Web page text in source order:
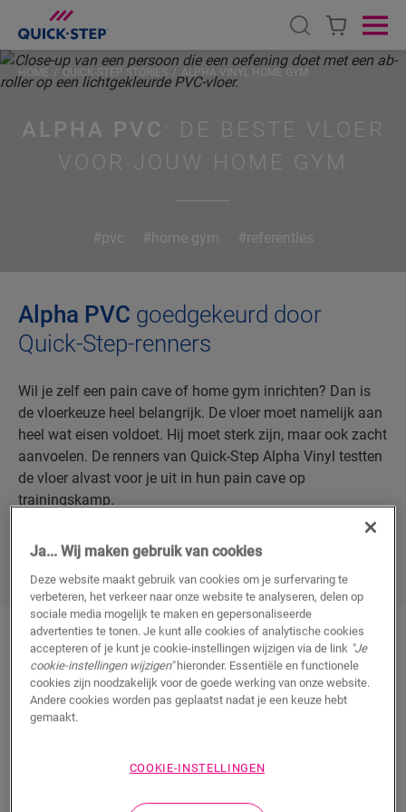
Open search
ALPHA PVC : DE BESTE VLOER
VOOR JOUW HOME GYM
#pvc #home gym #referenties
HOME QUICK-STEP STORIES ALPHA VINYL HOME GYM
Alpha PVC goedgekeurd door
Quick-Step-renners
Wil je zelf een pain cave of home gym inrichten? Dan is
de vloerkeuze heel belangrijk. De vloer moet namelijk aan
heel wat eisen voldoet. Hij moet sterk zijn, maar ook zacht
aanvoelen. De renners van Quick-Step Alpha Vinyl testten
de vloer alvast voor je uit in hun pain cave op
trainingskamp.
ONTDEK ALPHA VINYL
Eensterke pvc-vloervoor een
sterke sporter
Eerst en vooral zoek je een ultrasterke vloer. Op en neer
verplaatst, ... Er gebeurt wel wat in zo’n pain cave.
Ja... Wij maken gebruik van cookies
Deze website maakt gebruik van cookies om je surfervaring te
verbeteren, het verkeer naar onze website te analyseren, delen op
sociale media mogelijk te maken en gepersonaliseerde
advertenties te tonen. Je kunt alle cookies of analytische cookies
accepteren of je kunt je cookie-instellingen wijzigen via de link "Je
cookie-instellingen wijzigen"hieronder. Essentiële en functionele
cookies zijn noodzakelijk voor de goede werking van onze website.
Andere cookies worden pas geplaatst nadat je een keuze hebt
gemaakt.
COOKIE-INSTELLINGEN